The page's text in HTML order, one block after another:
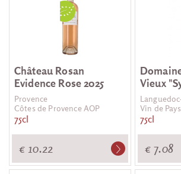
Château Rosan
Evidence Rose 2025
Provence
Côtes de Provence AOP
75cl
€ 10.22
Vieux
Vin de
75cl
€ 7.08